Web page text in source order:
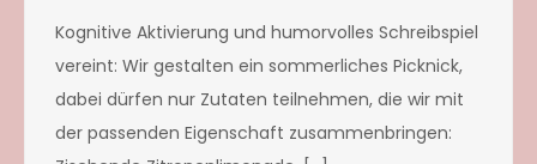
Kognitive Aktivierung und humorvolles Schreibspiel
vereint: Wir gestalten ein sommerliches Picknick,
dabei dürfen nur Zutaten teilnehmen, die wir mit
der passenden Eigenschaft zusammenbringen: